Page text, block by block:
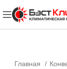
Главная